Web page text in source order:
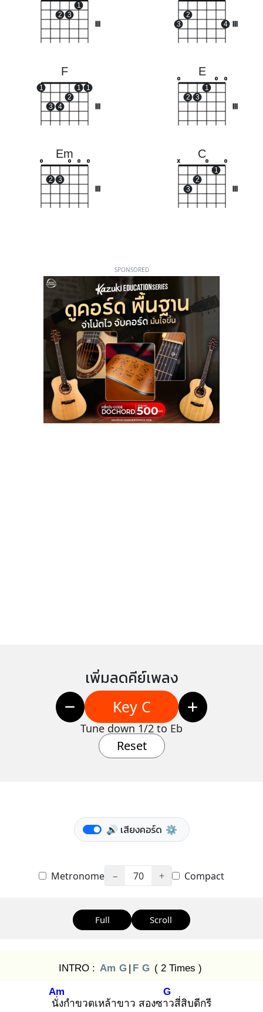
2 3
1
3
2
4
F
1
3 4
2
1 1
E
o
2 3
1
o o
Em
o
2 3
o o o
C
x
3
2
o
1
o
SPONSORED
เพิ่มลดคีย์เพลง
Key C
Tune down 1/2 to Eb
Reset
🔊 เสียงคอร์ด ⚙️
Metronome − 70 + Compact
Full Scroll
INTRO : Am G | F G ( 2 Times )
นั่ง
Am
กำขวดเหล้าขาว สองซาว
G
สี่สิบดีกรี